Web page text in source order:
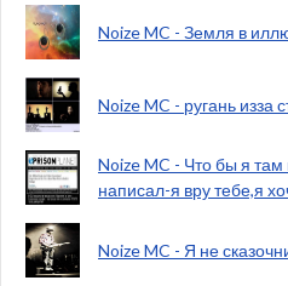
Noize MC - Земля в
Noize MC - ругань изза
Noize MC - Что бы я там
написал-я вру тебе,я
Noize MC - Я не